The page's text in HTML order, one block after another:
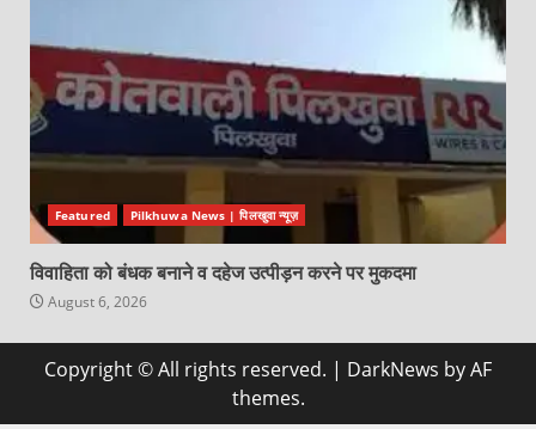
Featured Pilkhuwa News | पिलखुवा न्यूज़
विवाहिता को बंधक बनाने व दहेज उत्पीड़न करने पर मुकदमा
August 6, 2026
Copyright © All rights reserved. | DarkNews by AF
themes.